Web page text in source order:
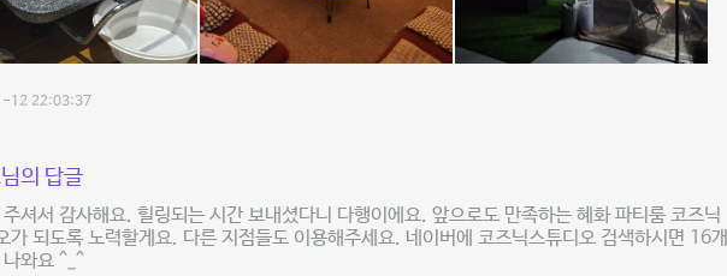
12 22:03:37
의 답글
셔서 감사해요. 힐링되는 시간 보내셨다니 다행이에요. 앞으로도 만족하는 혜화 파티룸 코즈닉
가 되도록 노력할게요. 다른 지점들도 이용해주세요. 네이버에 코즈닉스튜디오 검색하시면 16개
와요 ^_^